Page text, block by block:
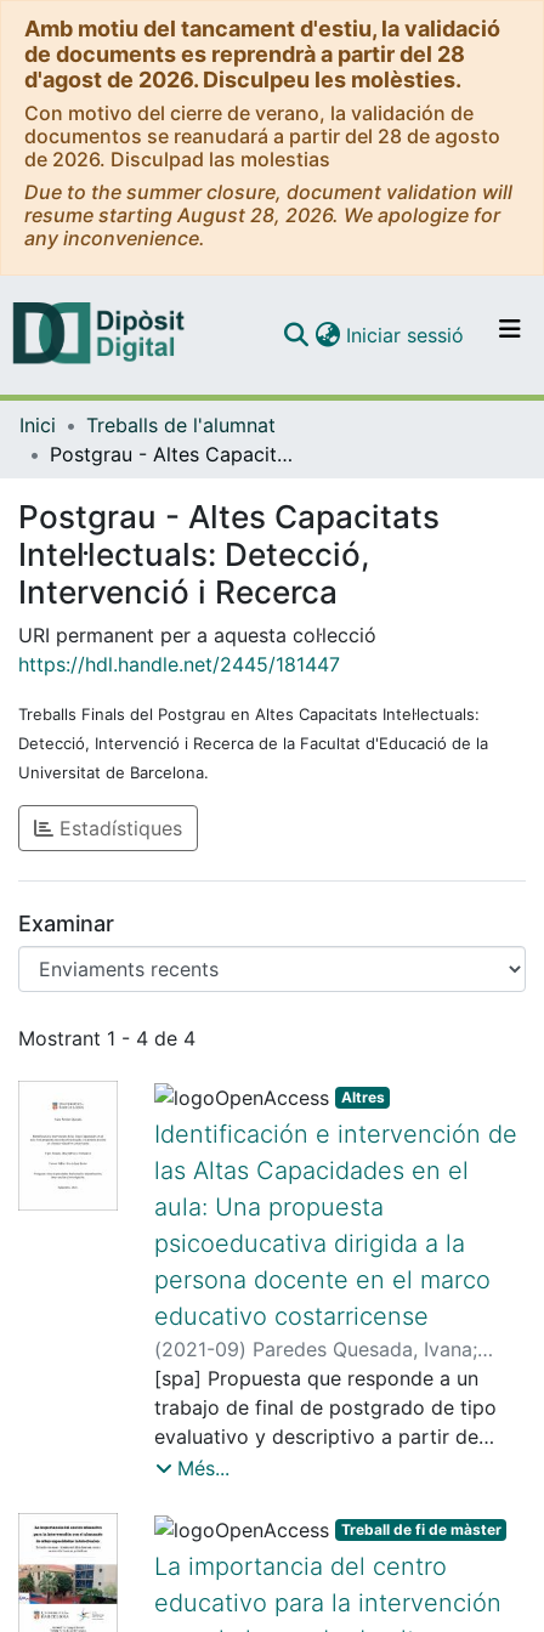
Amb motiu del tancament d'estiu, la validació
de documents es reprendrà a partir del 28
d'agost de 2026. Disculpeu les molèsties.
Con motivo del cierre de verano, la validación de
documentos se reanudará a partir del 28 de agosto
de 2026. Disculpad las molestias
Due to the summer closure, document validation will
resume starting August 28, 2026. We apologize for
any inconvenience.
Navega per tot el DD
Contacte
Iniciar sessió (current)
Inici
Treballs de l'alumnat
Postgrau - Altes Capacitats Intel·lectuals: Detecció, Intervenció i Recerca
Postgrau - Altes Capacitats
Intel·lectuals: Detecció,
Intervenció i Recerca
URI permanent per a aquesta col·lecció
https://hdl.handle.net/2445/181447
Treballs Finals del Postgrau en Altes Capacitats Intel·lectuals:
Detecció, Intervenció i Recerca de la Facultat d'Educació de la
Universitat de Barcelona.
Estadístiques
Examinar
Enviaments recents
Mostrant 1 - 4 de 4
Altres
Identificación e intervención de
las Altas Capacidades en el
aula: Una propuesta
psicoeducativa dirigida a la
persona docente en el marco
educativo costarricense
(2021-09) Paredes Quesada, Ivana;
López Ferrer, Eva
[spa] Propuesta que responde a un
trabajo de final de postgrado de tipo
evaluativo y descriptivo a partir de
sensibilizar e informar a la población
necesidades de las personas con Altas
Capacidades basada en los modelos
teóricos, paradigmas y propuestas
científicas actuales. Se enfoca hacia la
Més...
Treball de fi de màster
La importancia del centro
educativo para la intervención